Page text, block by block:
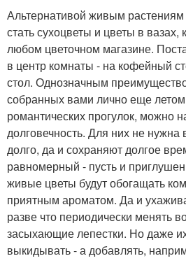
Альтернативой живым растениям
стать сухоцветы и цветы в
любом цветочном магазине.
в центр комнаты - на кофейный
стол. Однозначным
собранных вами лично еще
романтических прогулок, можно
долговечность. Для них не
долго, да и сохраняют долгое
равномерный - пусть и
живые цветы будут обогащать
приятным ароматом. Да и
разве что периодически менять
засыхающие лепестки. Но даже
выкидывать - а добавлять,